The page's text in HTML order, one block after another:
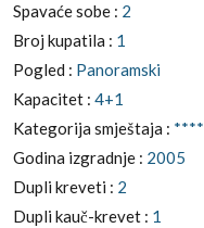
Spavaće sobe : 2
Broj kupatila : 1
Pogled : Panoramski
Kapacitet : 4+1
Kategorija smještaja : ****
Godina izgradnje : 2005
Dupli kreveti : 2
Dupli kauč-krevet : 1